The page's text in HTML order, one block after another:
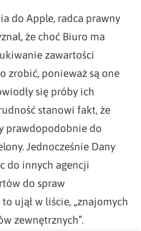
doApple, radca prawny
że choć Biuro ma
zawartości
zrobić, ponieważ są one
się próby ich
stanowi fakt, że
prawdopodobnie do
Jednocześnie Dany
do innych agencji
do spraw
ujął w liście, „znajomych
zewnętrznych”.